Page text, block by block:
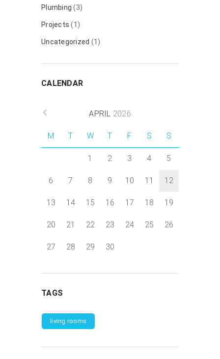
Plumbing (3)
Projects (1)
Uncategorized (1)
CALENDAR
APRIL 2026
M T W T F S S
1 2 3 4 5
6 7 8 9 10 11 12
13 14 15 16 17 18 19
20 21 22 23 24 25 26
27 28 29 30
TAGS
living rooms